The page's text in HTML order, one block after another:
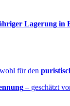
Lagerung in
für den
– geschätzt